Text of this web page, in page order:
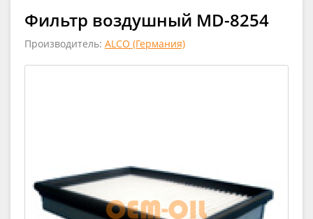
Фильтр воздушный MD-8254
Производитель: ALCO (Германия)